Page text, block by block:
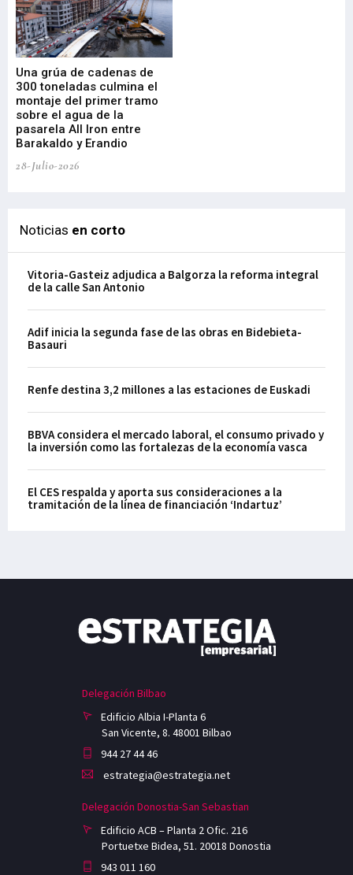
Una grúa de cadenas de
300 toneladas culmina el
montaje del primer tramo
sobre el agua de la
pasarela All Iron entre
Barakaldo y Erandio
28-Julio-2026
Noticias en corto
Vitoria-Gasteiz adjudica a Balgorza la reforma integral
de la calle San Antonio
Adif inicia la segunda fase de las obras en Bidebieta-
Basauri
Renfe destina 3,2 millones a las estaciones de Euskadi
BBVA considera el mercado laboral, el consumo privado y
la inversión como las fortalezas de la economía vasca
El CES respalda y aporta sus consideraciones a la
tramitación de la línea de financiación ‘Indartuz’
Delegación Bilbao
Edificio Albia I-Planta 6
San Vicente, 8. 48001 Bilbao
944 27 44 46
estrategia@estrategia.net
Delegación Donostia-San Sebastian
Edificio ACB – Planta 2 Ofic. 216
Portuetxe Bidea, 51. 20018 Donostia
943 011 160